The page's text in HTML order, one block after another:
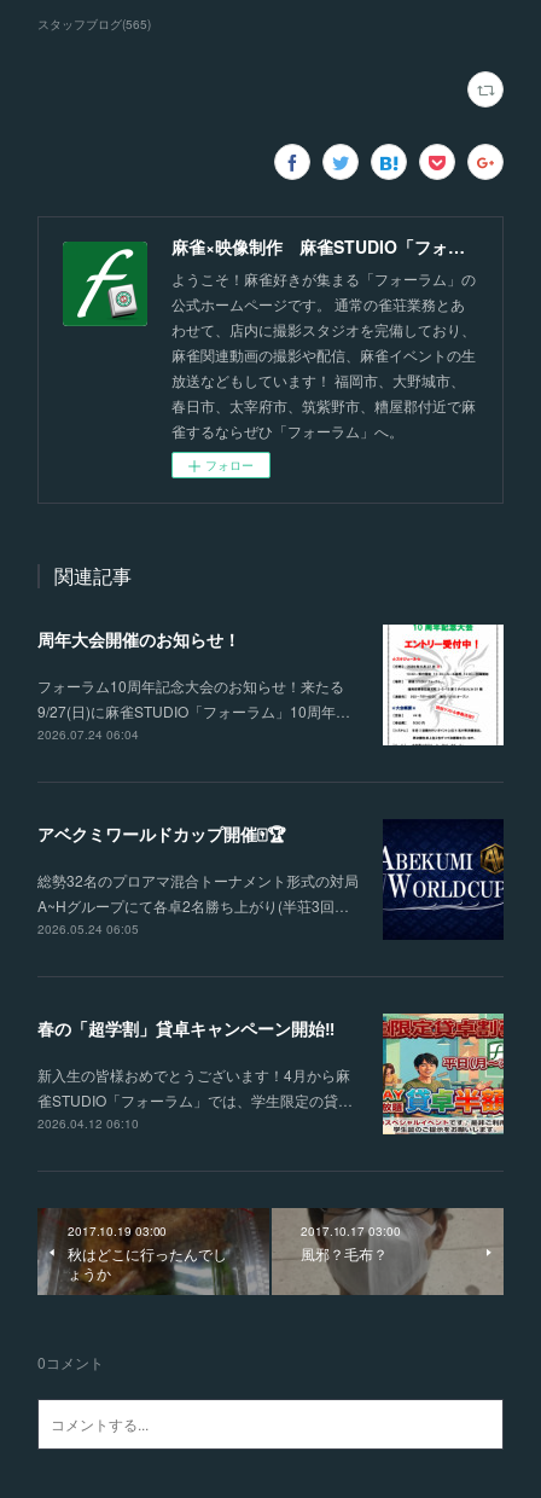
スタッフブログ(565)
麻雀×映像制作 麻雀STUDIO「フォーラム」福岡
ようこそ！麻雀好きが集まる「フォーラム」の
公式ホームページです。 通常の雀荘業務とあ
わせて、店内に撮影スタジオを完備しており、
麻雀関連動画の撮影や配信、麻雀イベントの生
放送などもしています！ 福岡市、大野城市、
春日市、太宰府市、筑紫野市、糟屋郡付近で麻
雀するならぜひ「フォーラム」へ。
フォロー
関連記事
周年大会開催のお知らせ！
フォーラム10周年記念大会のお知らせ！来たる
9/27(日)に麻雀STUDIO「フォーラム」10周年…
2026.07.24 06:04
アベクミワールドカップ開催🀄🏆
総勢32名のプロアマ混合トーナメント形式の対局
A~Hグループにて各卓2名勝ち上がり(半荘3回…
2026.05.24 06:05
春の「超学割」貸卓キャンペーン開始‼
新入生の皆様おめでとうございます！4月から麻
雀STUDIO「フォーラム」では、学生限定の貸…
2026.04.12 06:10
2017.10.19 03:00
秋はどこに行ったんでし
ょうか
2017.10.17 03:00
風邪？毛布？
0コメント